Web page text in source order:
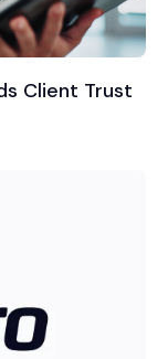
Client Trust